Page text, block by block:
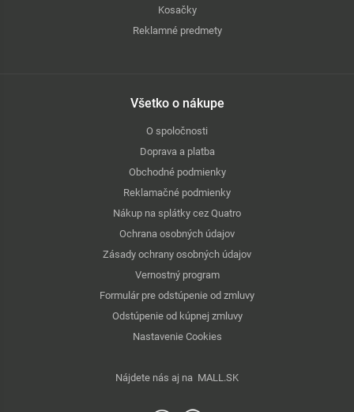
Kosačky
Reklamné predmety
Všetko o nákupe
O spoločnosti
Doprava a platba
Obchodné podmienky
Reklamačné podmienky
Nákup na splátky cez Quatro
Ochrana osobných údajov
Zásady ochrany osobných údajov
Vernostný program
Formulár pre odstúpenie od zmluvy
Odstúpenie od kúpnej zmluvy
Nastavenie Cookies
Nájdete nás aj na MALL.SK